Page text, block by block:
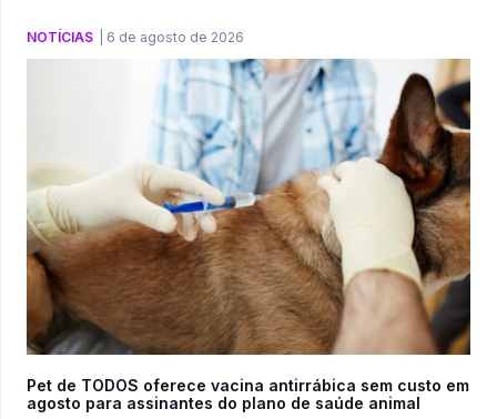
NOTÍCIAS 6 de agosto de 2026
Pet de TODOS oferece vacina antirrábica sem custo em
agosto para assinantes do plano de saúde animal